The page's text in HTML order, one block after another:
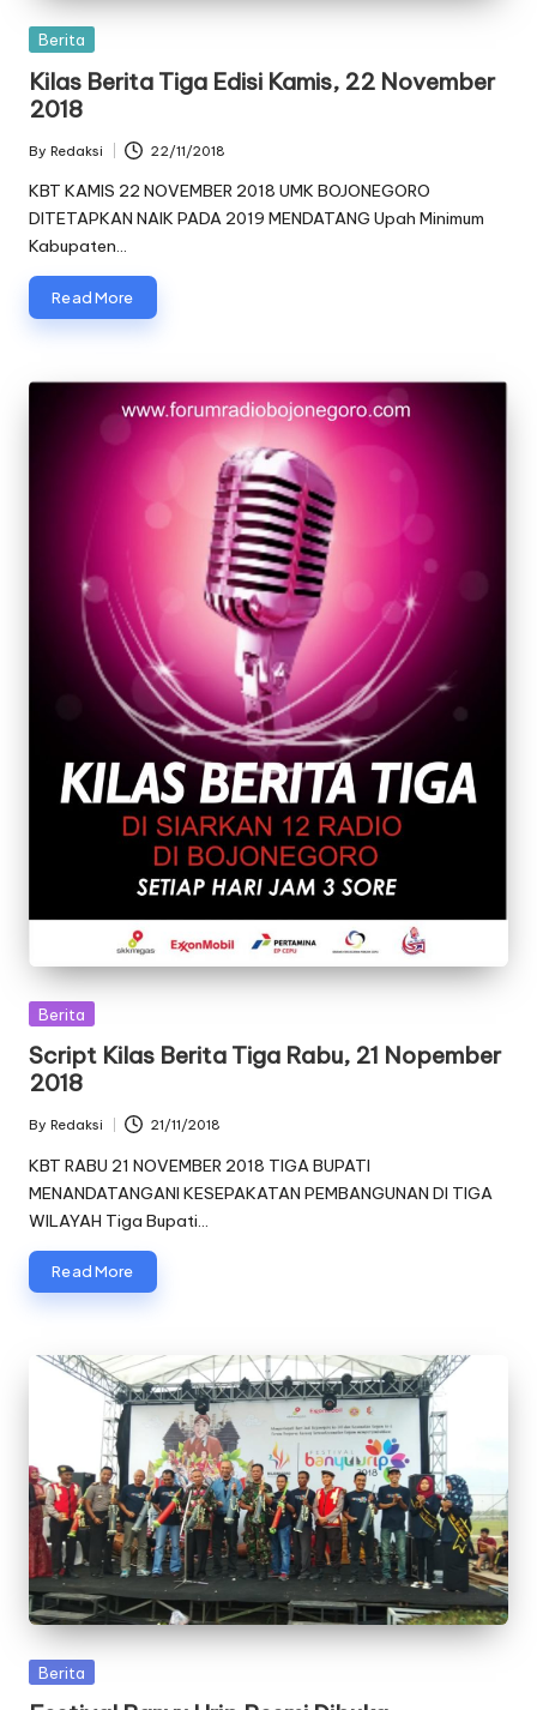
Posted
Berita
Kilas Berita Tiga Edisi Kamis, 22 November
2018
Posted
by
By Redaksi 22/11/2018
KBT KAMIS 22 NOVEMBER 2018 UMK BOJONEGORO
DITETAPKAN NAIK PADA 2019 MENDATANG Upah Minimum
Kabupaten…
Read More
Posted
Berita
Script Kilas Berita Tiga Rabu, 21 Nopember
2018
Posted
by
By Redaksi 21/11/2018
KBT RABU 21 NOVEMBER 2018 TIGA BUPATI
MENANDATANGANI KESEPAKATAN PEMBANGUNAN DI TIGA
WILAYAH Tiga Bupati…
Read More
Posted
Berita